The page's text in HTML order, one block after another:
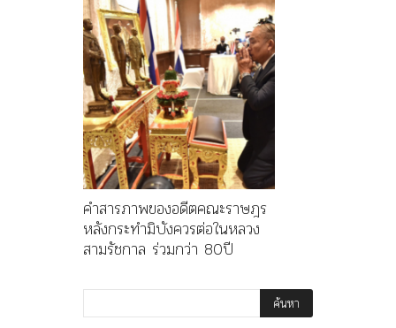
คำสารภาพของอดีตคณะราษฎร
หลังกระทำมิบังควรต่อในหลวง
สามรัชกาล ร่วมกว่า 80ปี